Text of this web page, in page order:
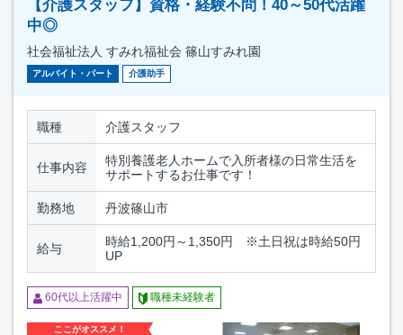
【介護スタッフ】資格・経験不問！40～50代活躍
中◎
社会福祉法人 すみれ福祉会 篠山すみれ園
アルバイト・パート 介護助手
職種 介護スタッフ
仕事内容
特別養護老人ホームで入所者様の日常生活を
サポートするお仕事です！
勤務地 丹波篠山市
給与
時給1,200円～1,350円 ※土日祝は時給50円
UP
60代以上活躍中 職種未経験者
ここがオススメ！